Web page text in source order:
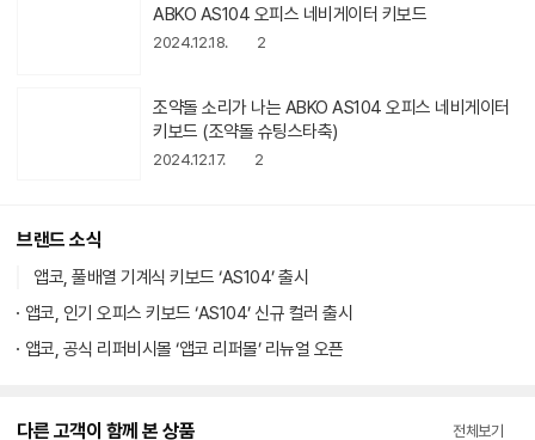
ABKO AS104 오피스 네비게이터 키보드
2024.12.18. 2
조약돌 소리가 나는 ABKO AS104 오피스 네비게이터
키보드 (조약돌 슈팅스타축)
2024.12.17. 2
브랜드 소식
앱코, 풀배열 기계식 키보드 ‘AS104’ 출시
앱코, 인기 오피스 키보드 ‘AS104’ 신규 컬러 출시
앱코, 공식 리퍼비시몰 ‘앱코 리퍼몰’ 리뉴얼 오픈
다른 고객이 함께 본 상품 전체보기